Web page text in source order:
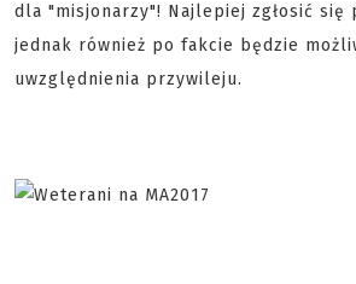
dla "misjonarzy"! Najlepiej zgłosić się
jednak również po fakcie będzie
uwzględnienia przywileju.